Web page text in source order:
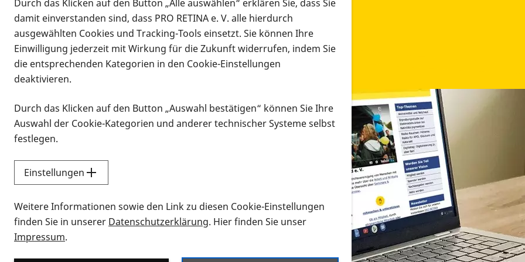
Infomaterial
Infomaterial
Vorlesen
Alle Infomaterialien in verschiedenen Formaten an
Sie möchten wissen, wie Sie nach Infonmaterial suchen und dieses bestellen bzw. herunterladen
Durch das Klicken auf den Button „Alle auswählen“ erklären Sie, dass Sie
damit einverstanden sind, dass PRO RETINA e. V. alle hierdurch
ausgewählten Cookies und Tracking-Tools einsetzt. Sie können Ihre
Einwilligung jederzeit mit Wirkung für die Zukunft widerrufen, indem Sie
die entsprechenden Kategorien in den Cookie-Einstellungen
deaktivieren.
Durch das Klicken auf den Button „Auswahl bestätigen“ können Sie Ihre
Auswahl der Cookie-Kategorien und anderer technischer Systeme selbst
festlegen.
Einstellungen
Weitere Informationen sowie den Link zu diesen Cookie-Einstellungen
finden Sie in unserer Datenschutzerklärung. Hier finden Sie unser
Impressum.